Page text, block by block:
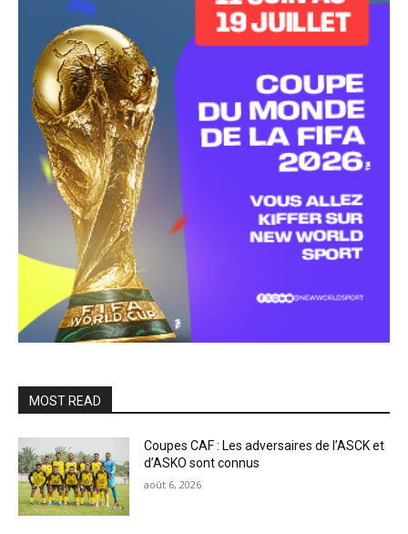
MOST READ
Coupes CAF : Les adversaires de l’ASCK et
d’ASKO sont connus
août 6, 2026